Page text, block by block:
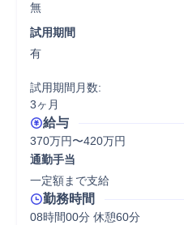
無
試用期間
有
試用期間月数:
3ヶ月
給与
370万円〜420万円
通勤手当
一定額まで支給
勤務時間
08時間00分 休憩60分